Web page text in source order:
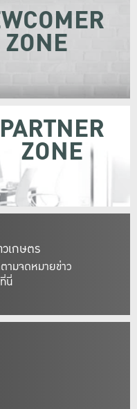
เกษตร
มจดหมายข่าว
นี่
ZONE
PARTNER
ZONE